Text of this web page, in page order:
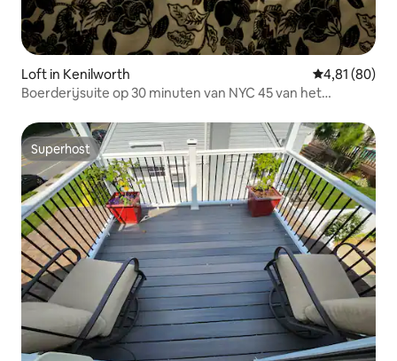
Loft in Kenilworth Gemiddelde
4,81 (80)
Boerderijsuite op 30 minuten van NYC 45 van het
Superhost
Superhost